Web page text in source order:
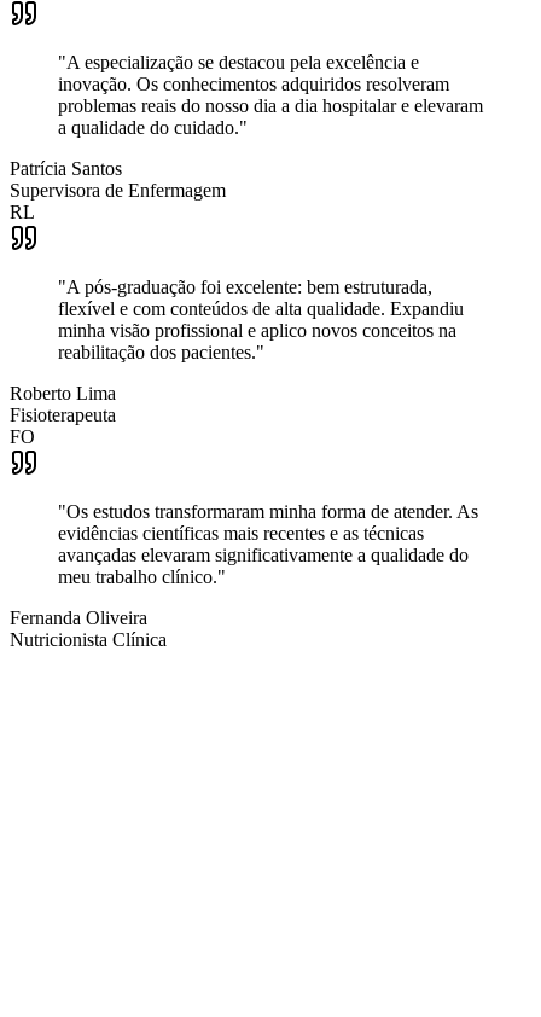
"A especialização se destacou pela excelência e
inovação. Os conhecimentos adquiridos resolveram
problemas reais do nosso dia a dia hospitalar e elevaram
a qualidade do cuidado."
Patrícia Santos
Supervisora de Enfermagem
RL
"A pós-graduação foi excelente: bem estruturada,
flexível e com conteúdos de alta qualidade. Expandiu
minha visão profissional e aplico novos conceitos na
reabilitação dos pacientes."
Roberto Lima
Fisioterapeuta
FO
"Os estudos transformaram minha forma de atender. As
evidências científicas mais recentes e as técnicas
avançadas elevaram significativamente a qualidade do
meu trabalho clínico."
Fernanda Oliveira
Nutricionista Clínica